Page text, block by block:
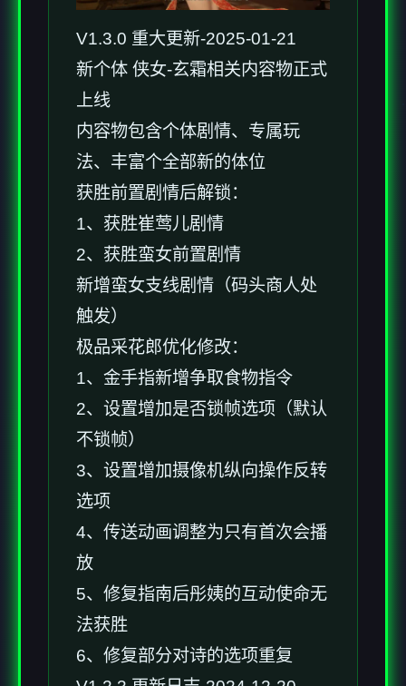
V1.3.0 重大更新-2025-01-21
新个体 侠女-玄霜相关内容物正式
上线
内容物包含个体剧情、专属玩
法、丰富个全部新的体位
获胜前置剧情后解锁：
1、获胜崔莺儿剧情
2、获胜蛮女前置剧情
新增蛮女支线剧情（码头商人处
触发）
极品采花郎优化修改：
1、金手指新增争取食物指令
2、设置增加是否锁帧选项（默认
不锁帧）
3、设置增加摄像机纵向操作反转
选项
4、传送动画调整为只有首次会播
放
5、修复指南后彤姨的互动使命无
法获胜
6、修复部分对诗的选项重复